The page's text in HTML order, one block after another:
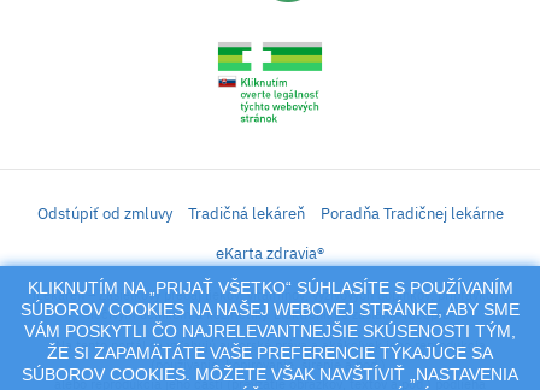
KLIKNUTÍM NA „PRIJAŤ VŠETKO“ SÚHLASÍTE S POUŽÍVANÍM
SÚBOROV COOKIES NA NAŠEJ WEBOVEJ STRÁNKE, ABY SME
VÁM POSKYTLI ČO NAJRELEVANTNEJŠIE SKÚSENOSTI TÝM,
ŽE SI ZAPAMÄTÁTE VAŠE PREFERENCIE TÝKAJÚCE SA
SÚBOROV COOKIES. MÔŽETE VŠAK NAVŠTÍVIŤ „NASTAVENIA
Odstúpiť od zmluvy Tradičná lekáreň
Poradňa Tradičnej lekárne
eKarta zdravia®
iLekáreň – Zásielkový predaj liekov, vitamínov, výživových doplnkov, prípravkov s
liečivým účinkom a kozmetiky. Elektronické zaslanie receptu.
Na tento portál sa vzťahujú autorské práva a akákoľvek jeho reprodukcia
(používanie, kopírovanie, šírenie a pod.),
alebo reprodukcia jeho časti (prevzatie obrázkov, textov a pod.) podlieha